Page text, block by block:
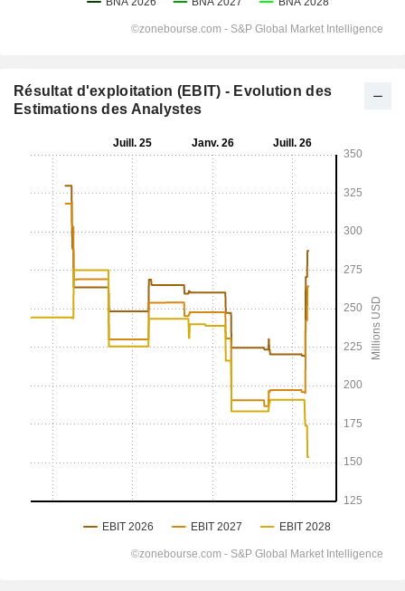
Résultat d'exploitation (EBIT) - Evolution des
Estimations des Analystes